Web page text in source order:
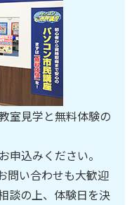
室見学と無料体験の
申込みください。
問い合わせも大歓迎
談の上、体験日を決